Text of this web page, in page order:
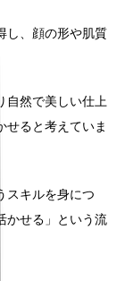
し、顔の形や肌質
自然で美しい仕上
せると考えていま
スキルを身につ
かせる」という流